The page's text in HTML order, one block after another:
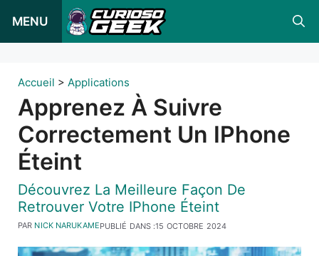
MENU
Accueil > Applications
Apprenez À Suivre
Correctement Un IPhone
Éteint
Découvrez La Meilleure Façon De
Retrouver Votre IPhone Éteint
PUBLIÉ DANS :15 OCTOBRE 2024
PAR NICK NARUKAME